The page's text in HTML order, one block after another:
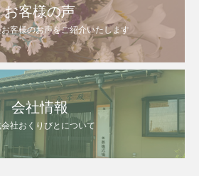
お客様の声
お客様のお声をご紹介いたします
会社情報
社おくりびとについて